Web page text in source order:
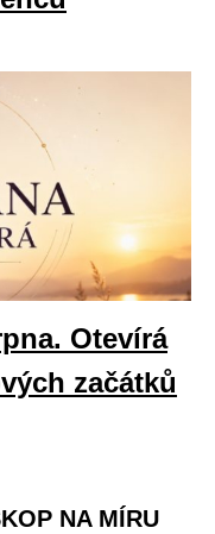
Otevírá
začátků
NA MÍRU